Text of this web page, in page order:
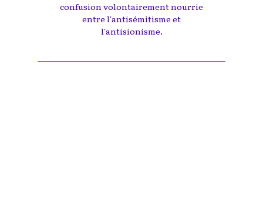
confusion volontairement nourrie
entre l'antisémitisme et
l'antisionisme.